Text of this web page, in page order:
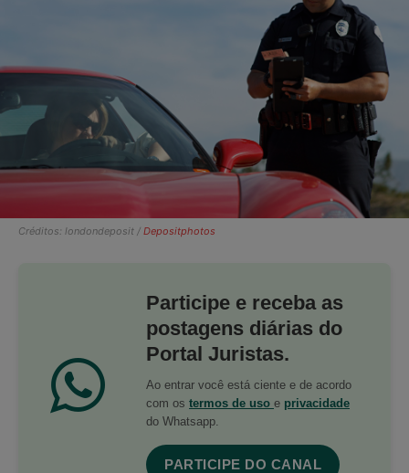
Créditos: londondeposit / Depositphotos
Participe e receba as
postagens diárias do
Portal Juristas.
Ao entrar você está ciente e de acordo
com os termos de uso e privacidade
do Whatsapp.
PARTICIPE DO CANAL